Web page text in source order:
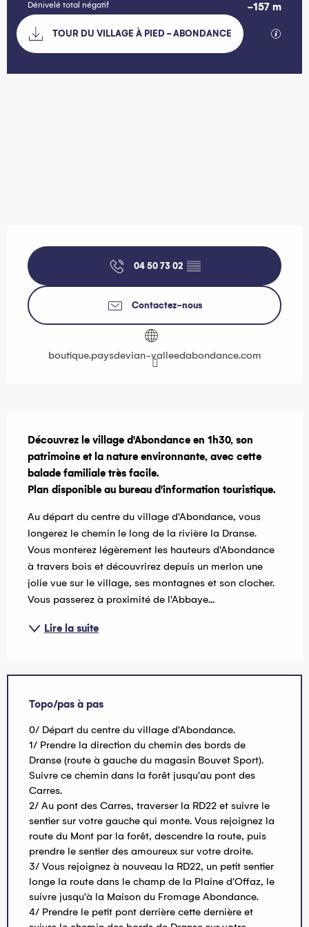
Dénivelé total négatif -157 m
Documentation
TOUR DU VILLAGE À PIED - ABONDANCE
04 50 73 02 ▒▒
Contactez-nous
boutique.paysdevian-valleedabondance.com
Découvrez le village d'Abondance en 1h30, son
patrimoine et la nature environnante, avec cette
balade familiale très facile.
Plan disponible au bureau d'information touristique.
Au départ du centre du village d'Abondance, vous
longerez le chemin le long de la rivière la Dranse.
Vous monterez légèrement les hauteurs d'Abondance
à travers bois et découvrirez depuis un merlon une
jolie vue sur le village, ses montagnes et son clocher.
Vous passerez à proximité de l'Abbaye...
Lire la suite
Topo/pas à pas
0/ Départ du centre du village d'Abondance.
1/ Prendre la direction du chemin des bords de
Dranse (route à gauche du magasin Bouvet Sport).
Suivre ce chemin dans la forêt jusqu'au pont des
Carres.
2/ Au pont des Carres, traverser la RD22 et suivre le
sentier sur votre gauche qui monte. Vous rejoignez la
route du Mont par la forêt, descendre la route, puis
prendre le sentier des amoureux sur votre droite.
3/ Vous rejoignez à nouveau la RD22, un petit sentier
longe la route dans le champ de la Plaine d'Offaz, le
suivre jusqu'à la Maison du Fromage Abondance.
4/ Prendre le petit pont derrière cette dernière et